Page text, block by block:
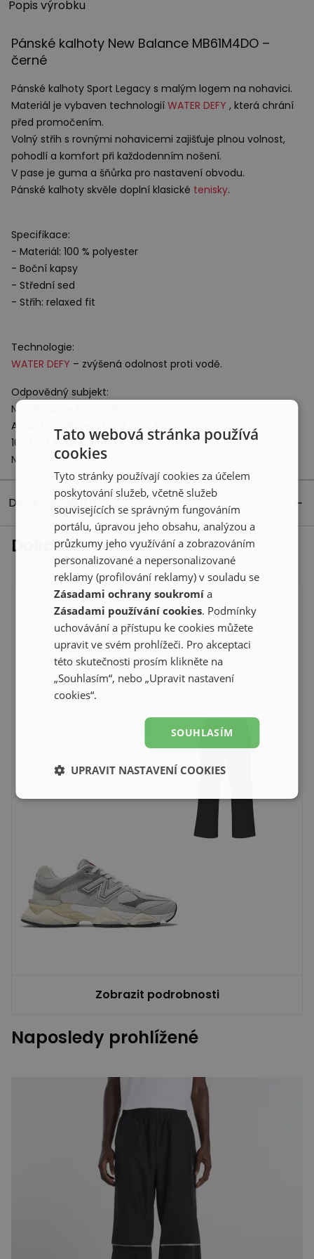
Popis výrobku
Pánské kalhoty New Balance MB61M4DO –
černé
Pánské kalhoty Sport Legacy s malým logem na nohavici.
Materiál je vybaven technologií WATER DEFY , která chrání
před promočením.
Volný střih s rovnými nohavicemi zajišťuje plnou volnost,
pohodlí a komfort při každodenním nošení.
V pase je guma a šňůrka pro nastavení obvodu.
Pánské kalhoty skvěle doplní klasické tenisky.
Specifikace:
- Materiál: 100 % polyester
- Boční kapsy
- Střední sed
- Střih: relaxed fit
Technologie:
WATER DEFY – zvýšená odolnost proti vodě.
Odpovědný subjekt:
New Balance Europe BV
A-Factorij, Pilotenstraat 35 – 45
1059 CH Amsterdam
Netherlands
Detaily produktu
Dokončit vzhled
Zobrazit podrobnosti
Naposledy prohlížené
Tato webová stránka používá
cookies
Tyto stránky používají cookies za účelem
poskytování služeb, včetně služeb
souvisejících se správným fungováním
portálu, úpravou jeho obsahu, analýzou a
průzkumy jeho využívání a zobrazováním
personalizované a nepersonalizované
reklamy (profilování reklamy) v souladu se
Zásadami ochrany soukromí a
Zásadami používání cookies. Podmínky
uchovávání a přístupu ke cookies můžete
upravit ve svém prohlížeči. Pro akceptaci
této skutečnosti prosím klikněte na
„Souhlasím“, nebo „Upravit nastavení
cookies“.
SOUHLASÍM
UPRAVIT NASTAVENÍ COOKIES